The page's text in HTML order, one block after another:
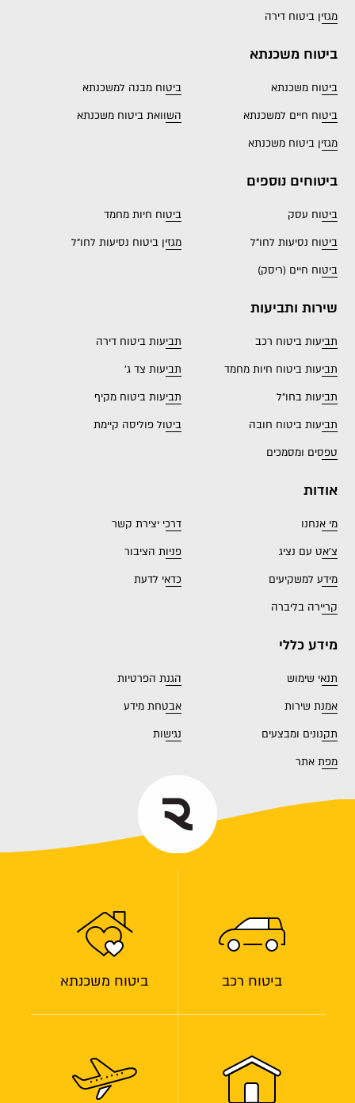
ביטוח רכב ביטוח משכנתא
מגזין ביטוח דירה
ביטוח משכנתא
ביטוח משכנתא
ביטוח מבנה למשכנתא
ביטוח חיים למשכנתא
השוואת ביטוח משכנתא
מגזין ביטוח משכנתא
ביטוחים נוספים
ביטוח עסק
ביטוח חיות מחמד
ביטוח נסיעות לחו"ל
מגזין ביטוח נסיעות לחו"ל
ביטוח חיים (ריסק)
שירות ותביעות
תביעות ביטוח רכב
תביעות ביטוח דירה
תביעות ביטוח חיות מחמד
תביעות צד ג'
תביעות בחו"ל
תביעות ביטוח מקיף
תביעות ביטוח חובה
ביטול פוליסה קיימת
טפסים ומסמכים
אודות
מי אנחנו
דרכי יצירת קשר
צ'אט עם נציג
פניות הציבור
מידע למשקיעים
כדאי לדעת
קריירה בליברה
מידע כללי
תנאי שימוש
הגנת הפרטיות
אמנת שירות
אבטחת מידע
תקנונים ומבצעים
נגישות
מפת אתר